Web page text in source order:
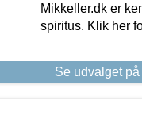
Mikkeller.dk er
spiritus. Klik her
Se udvalget